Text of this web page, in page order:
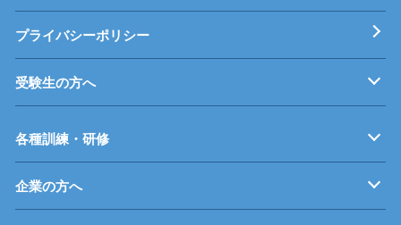
プライバシーポリシー
受験生の方へ
募集要項
オープンキャンパス
受験料等
高校連携案内
各種訓練・研修
企業従業員の方へ
再就職を考えている方へ
障がいのある方へ
企業の方へ